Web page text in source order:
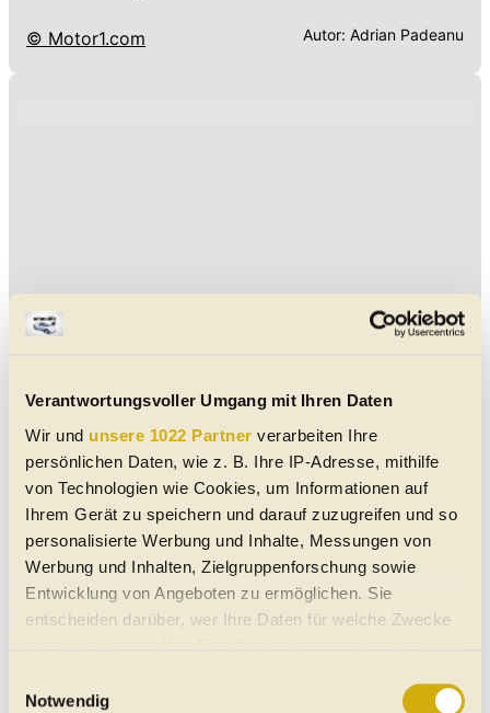
Verantwortungsvoller Umgang mit Ihren Daten
Wir und unsere 1022 Partner verarbeiten Ihre
persönlichen Daten, wie z. B. Ihre IP-Adresse, mithilfe
von Technologien wie Cookies, um Informationen auf
Ihrem Gerät zu speichern und darauf zuzugreifen und so
personalisierte Werbung und Inhalte, Messungen von
Werbung und Inhalten, Zielgruppenforschung sowie
Entwicklung von Angeboten zu ermöglichen. Sie
entscheiden darüber, wer Ihre Daten für welche Zwecke
Trigger Symbol ändern oder widerrufen
Notwendig
© Motor1.com Autor: Adrian Padeanu